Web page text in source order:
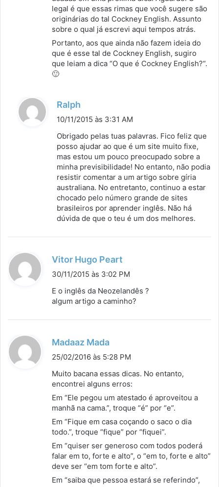
legal é que essas rimas que você sugere são
originárias do tal Cockney English. Assunto
sobre o qual já escrevi aqui tempos atrás.
Portanto, aos que ainda não fazem ideia do
que é esse tal de Cockney English, sugiro
que leiam a dica “O que é Cockney English?“.
🙂
Ralph
i
s
e
:
10/11/2015 às 3:31 AM
Obrigado pelas tuas palavras. Fico feliz que
posso ajudar ao que é um site muito fixe,
mas estou um pouco preocupado sobre a
minha previsibilidade! No entanto, não podia
resistir comentar a um artigo sobre gíria
australiana. No entretanto, continuo a estar
chocado pelo número grande de sites
brasileiros por aprender inglês. Não há
dúvida de que o teu é um dos melhores.
Vitor Hugo Peart
i
s
30/11/2015 às 3:02 PM
E o inglês da Neozelandês ?
algum artigo a caminho?
Madaaz Mada
i
s
e
:
25/02/2016 às 5:28 PM
Muito bacana essas dicas. No entanto,
encontrei alguns erros:
Em “Ele pegou um atestado é aproveitou a
manhã na cama.”, troque “é” por “e”.
Em “Fique em casa coçando o saco o dia
todo.”, troque “fique” por “fiquei”.
Em “quiser ser generoso com todos poderá
falar em to, forte e alto”, o “em to, forte e alto”
deve ser “em tom forte e alto”.
Em “saiba que pessoa estará se referindo”,